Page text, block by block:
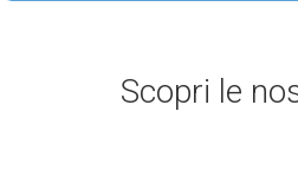
Scopri le